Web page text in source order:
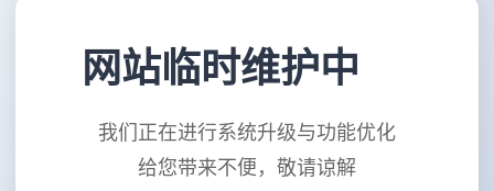
网站临时维护中
我们正在进行系统升级与功能优化
给您带来不便，敬请谅解